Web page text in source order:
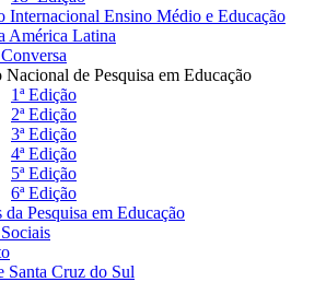
Internacional Ensino Médio e Educação
América Latina
Nacional de Pesquisa em Educação
1ª Edição
2ª Edição
3ª Edição
4ª Edição
5ª Edição
6ª Edição
da Pesquisa em Educação
Santa Cruz do Sul